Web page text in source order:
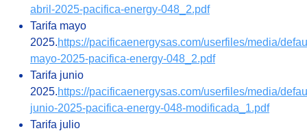
abril-2025-pacifica-energy-048_2.pdf
Tarifa mayo
2025.https://pacificaenergysas.com/userfiles/media/
mayo-2025-pacifica-energy-048_2.pdf
Tarifa junio
2025.https://pacificaenergysas.com/userfiles/media/
junio-2025-pacifica-energy-048-modificada_1.pdf
Tarifa julio